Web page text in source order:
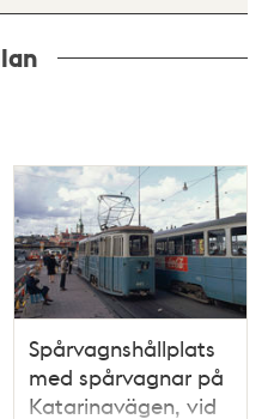
Spårvagnshållplats
med spårvagnar på
Katarinavägen, vid